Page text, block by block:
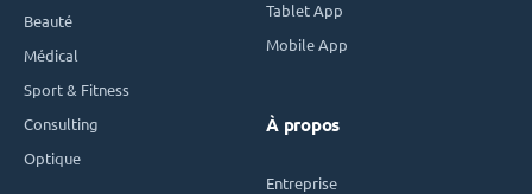
Beauté
Médical
Sport & Fitness
Consulting
Optique
Tablet App
Mobile App
À propos
Entreprise